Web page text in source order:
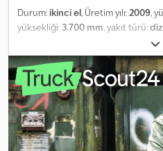
Durum: ikinci el, Üretim yılı:2009,
yüksekliği: 3.700 mm, yakıt türü:
, Palfinger
maks. taşıma kapasitesi 2500 kg,
mm, çatal uzunluğu: 1800 mm,
lambası, aydınlatma, ROPS kabin.
yazılı olabilir. SI86537 Crjdpfjyiw
yeni TÜV muayenesi olmadan
istenirse, partner atölyelerimizin
Araç reklam kaplamalı ve/veya